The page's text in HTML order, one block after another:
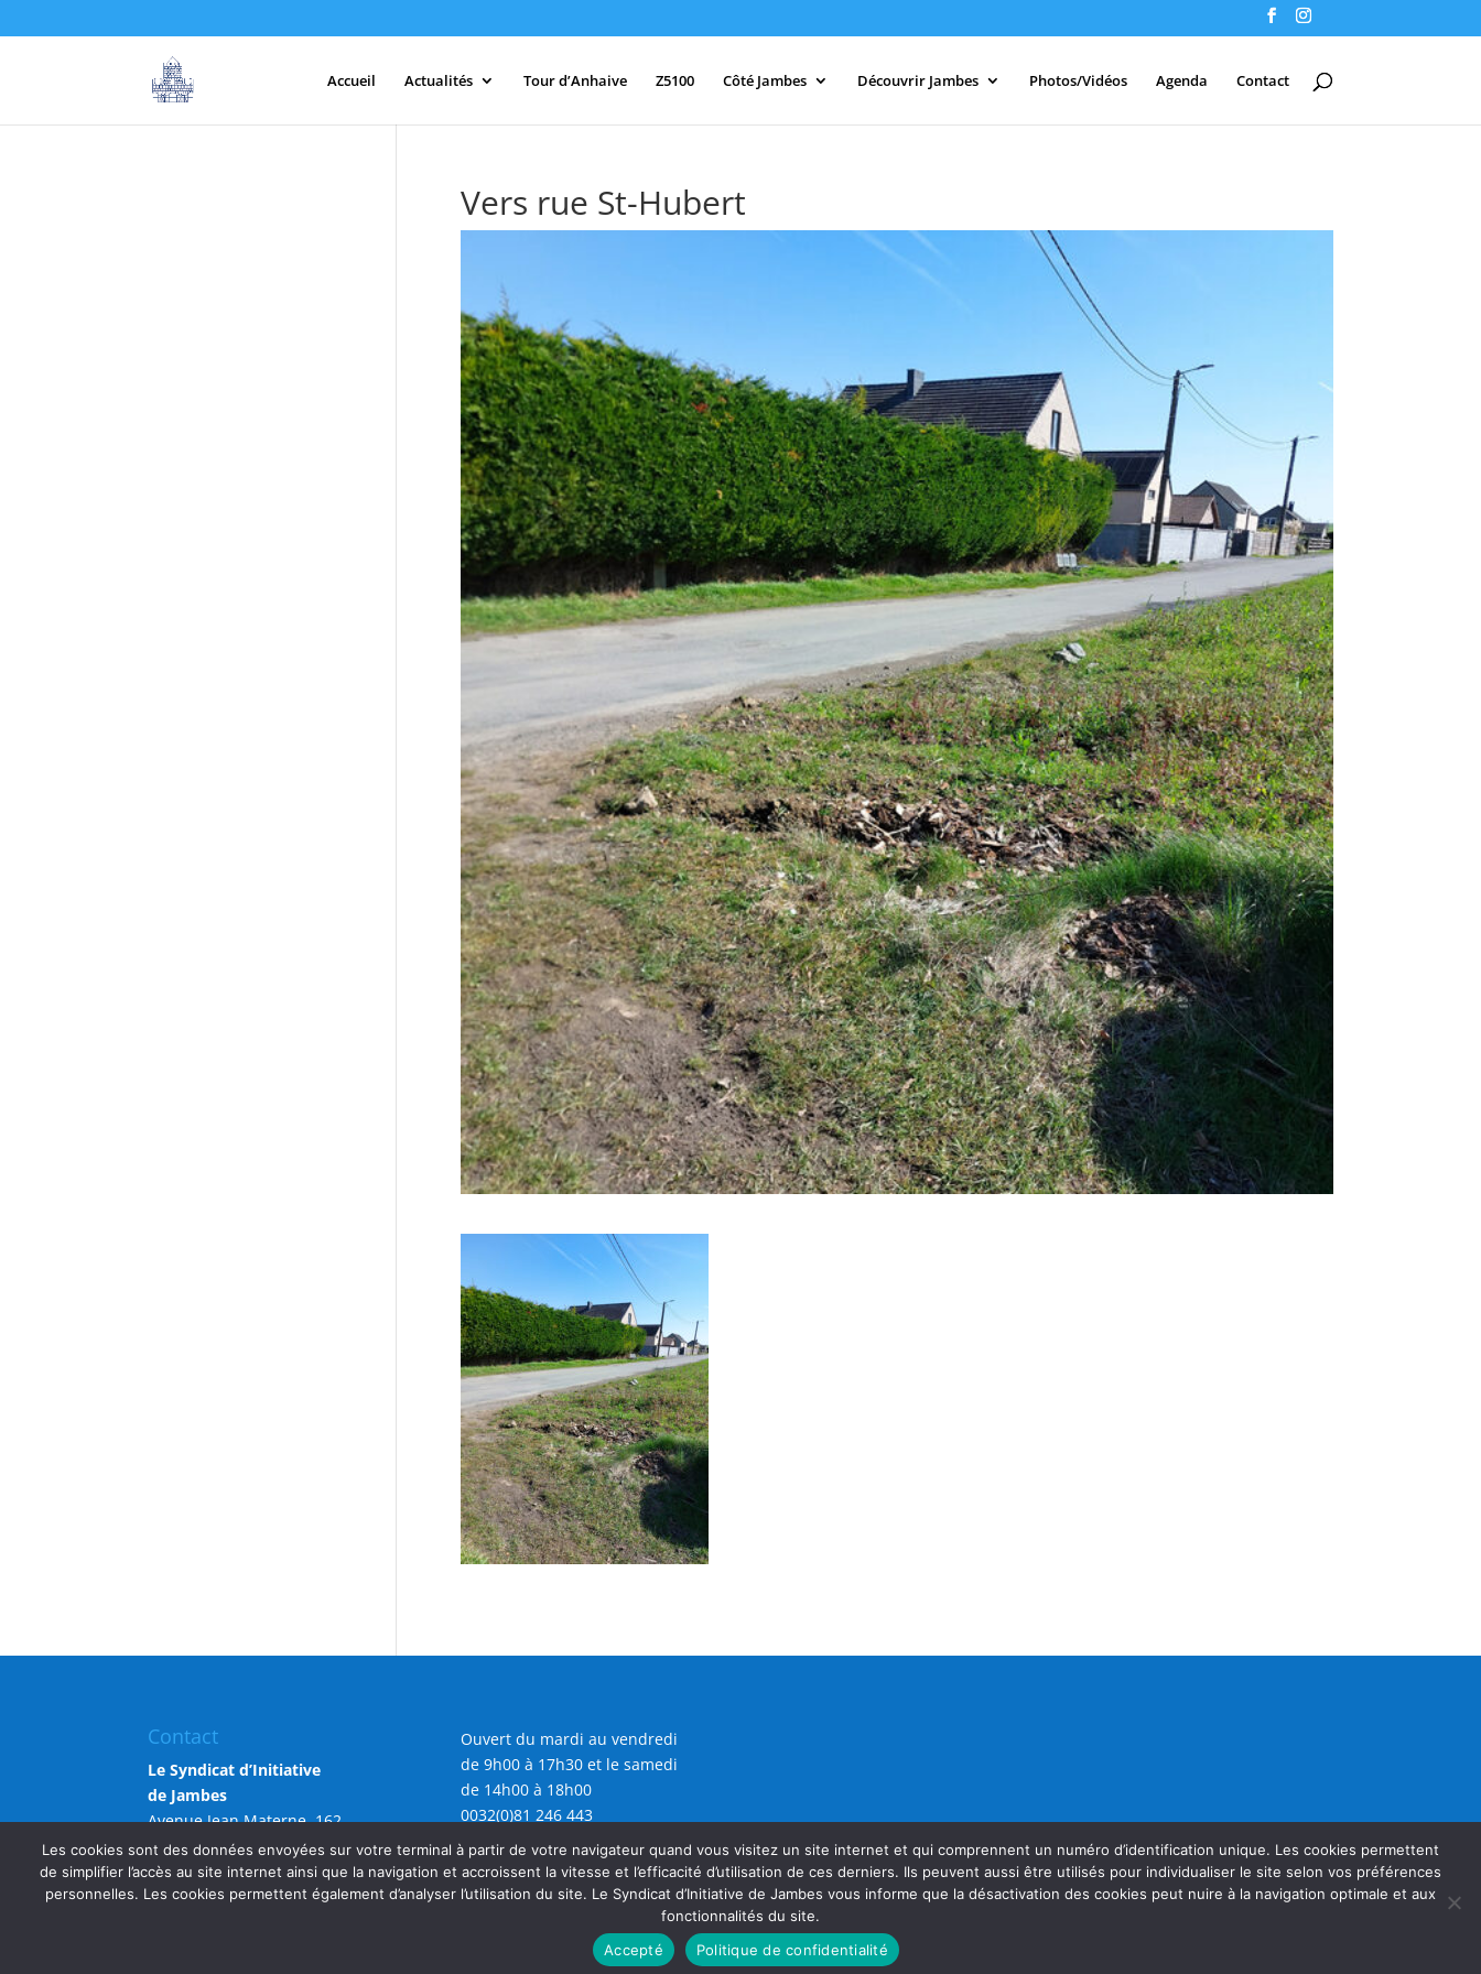
Accueil Actualités Tour d’Anhaive Z5100 Côté Jambes Découvrir Jambes Photos/Vidéos Agenda Contact
Vers rue St-Hubert
Contact
Le Syndicat d’Initiative
de Jambes
Avenue Jean Materne, 162
5100 Namur (Jambes)
Ouvert du mardi au vendredi
de 9h00 à 17h30 et le samedi
de 14h00 à 18h00
0032(0)81 246 443
info@sijambes.be
Les cookies sont des données envoyées sur votre terminal à partir de votre navigateur quand vous visitez un site internet et qui comprennent un numéro d’identification unique. Les cookies permettent
de simplifier l’accès au site internet ainsi que la navigation et accroissent la vitesse et l’efficacité d’utilisation de ces derniers. Ils peuvent aussi être utilisés pour individualiser le site selon vos préférences
personnelles. Les cookies permettent également d’analyser l’utilisation du site. Le Syndicat d’Initiative de Jambes vous informe que la désactivation des cookies peut nuire à la navigation optimale et aux
fonctionnalités du site.
Accepté
Politique de confidentialité